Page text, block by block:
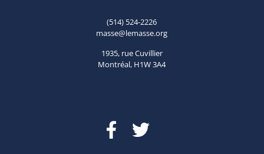
(514) 524-2226
masse@lemasse.org
1935, rue Cuvillier
Montréal, H1W 3A4